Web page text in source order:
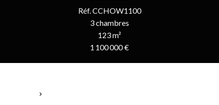
Réf. CCHOW1100
3 chambres
123 m²
1 100 000 €